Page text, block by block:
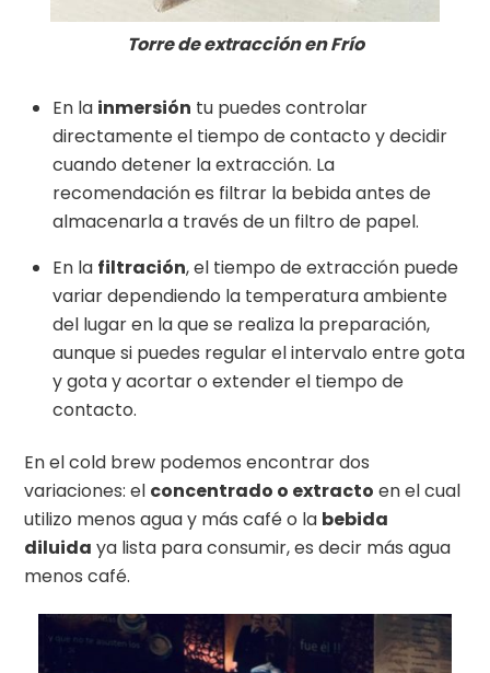
Torre de extracción en Frío
En la inmersión tu puedes controlar
directamente el tiempo de contacto y decidir
cuando detener la extracción. La
recomendación es filtrar la bebida antes de
almacenarla a través de un filtro de papel.
En la filtración, el tiempo de extracción puede
variar dependiendo la temperatura ambiente
del lugar en la que se realiza la preparación,
aunque si puedes regular el intervalo entre gota
y gota y acortar o extender el tiempo de
contacto.
En el cold brew podemos encontrar dos
variaciones: el concentrado o extracto en el cual
utilizo menos agua y más café o la bebida
diluida ya lista para consumir, es decir más agua
menos café.